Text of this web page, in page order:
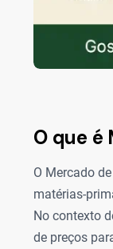
O que é
O Mercado
matérias-
No contexto
de preços